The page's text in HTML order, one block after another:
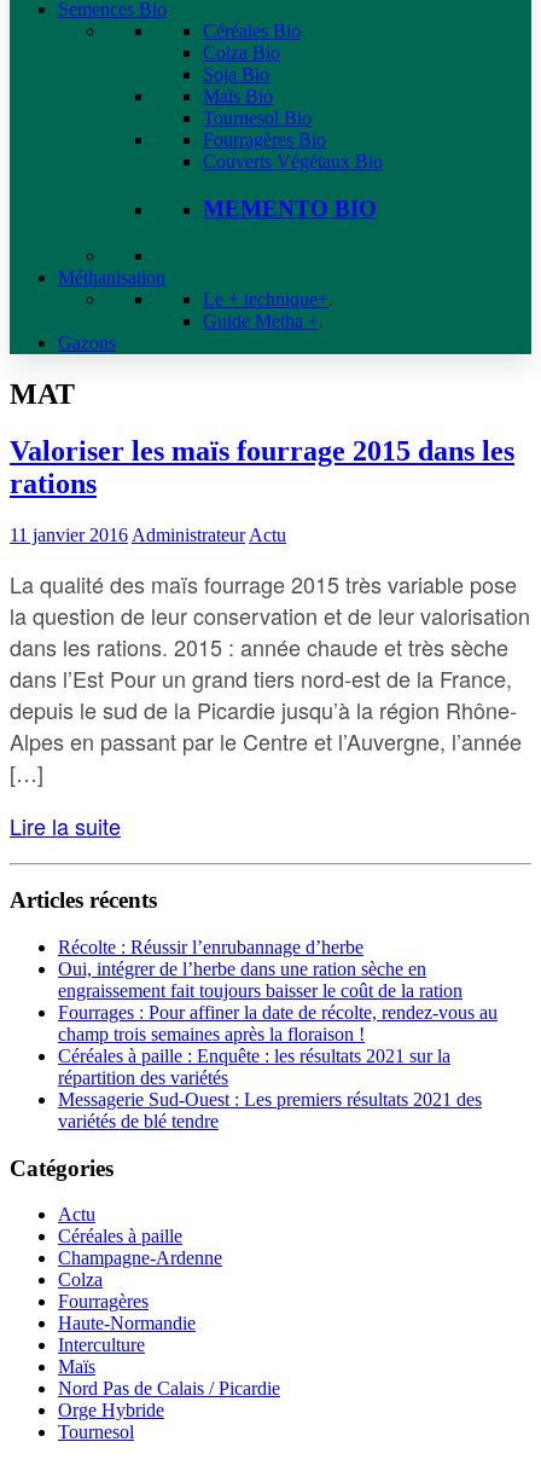
Semences Bio
Céréales Bio
Colza Bio
Soja Bio
Maïs Bio
Tournesol Bio
Fourragères Bio
Couverts Végétaux Bio
MEMENTO BIO
Méthanisation
Le + technique+.
Guide Metha +.
Gazons
MAT
Valoriser les maïs fourrage 2015 dans les
rations
11 janvier 2016 Administrateur Actu
La qualité des maïs fourrage 2015 très variable pose
la question de leur conservation et de leur valorisation
dans les rations. 2015 : année chaude et très sèche
dans l’Est Pour un grand tiers nord-est de la France,
depuis le sud de la Picardie jusqu’à la région Rhône-
Alpes en passant par le Centre et l’Auvergne, l’année
[…]
Lire la suite
Articles récents
Récolte : Réussir l’enrubannage d’herbe
Oui, intégrer de l’herbe dans une ration sèche en
engraissement fait toujours baisser le coût de la ration
Fourrages : Pour affiner la date de récolte, rendez-vous au
champ trois semaines après la floraison !
Céréales à paille : Enquête : les résultats 2021 sur la
répartition des variétés
Messagerie Sud-Ouest : Les premiers résultats 2021 des
variétés de blé tendre
Catégories
Actu
Céréales à paille
Champagne-Ardenne
Colza
Fourragères
Haute-Normandie
Interculture
Maïs
Nord Pas de Calais / Picardie
Orge Hybride
Tournesol